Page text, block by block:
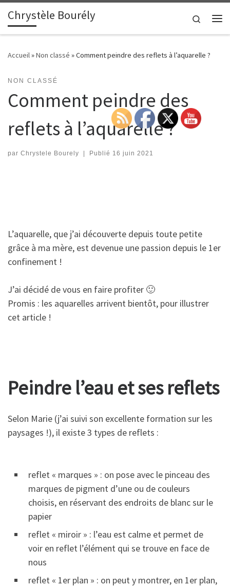
Passer au contenu
Chrystèle Bourély
Search
Accueil»Non classé »Comment peindre des reflets à l’aquarelle ?
NON CLASSÉ
Comment peindre des
reflets à l’aquarelle ?
par Chrystele Bourely | Publié 16 juin 2021
L’aquarelle, que j’ai découverte depuis toute petite
grâce à ma mère, est devenue une passion depuis le 1er
confinement !
J’ai décidé de vous en faire profiter 🙂
Promis : les aquarelles arrivent bientôt, pour illustrer
cet article !
Peindre l’eau et ses reflets
Selon Marie (j’ai suivi son excellente formation sur les
paysages !), il existe 3 types de reflets :
reflet « marques » : on pose avec le pinceau des
marques de pigment d’une ou de couleurs
choisis, en réservant des endroits de blanc sur le
papier
reflet « miroir » : l’eau est calme et permet de
voir en reflet l’élément qui se trouve en face de
nous
reflet « 1er plan » : on peut y montrer, en 1er plan,